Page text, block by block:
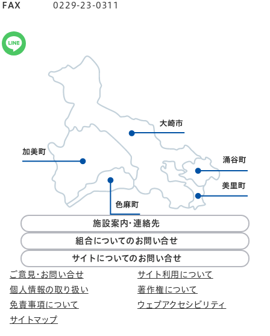
FAX
0229-23-0311
施設案内・連絡先
組合についてのお問い合せ
サイトについてのお問い合せ
ご意見・お問い合せ
サイト利用について
個人情報の取り扱い
著作権について
免責事項について
ウェブアクセシビリティ
サイトマップ